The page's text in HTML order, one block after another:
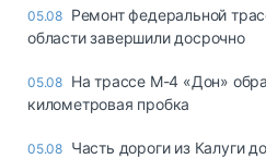
05.08 Ремонт федеральной
области завершили досрочно
05.08 На трассе М-4 «Дон»
километровая пробка
05.08 Часть дороги из Калуги